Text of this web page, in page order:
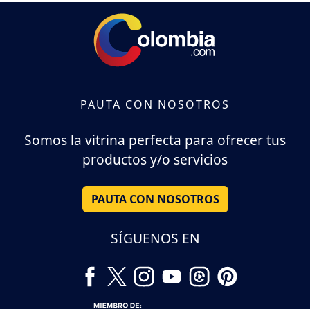
PAUTA CON NOSOTROS
Somos la vitrina perfecta para ofrecer tus
productos y/o servicios
PAUTA CON NOSOTROS
SÍGUENOS EN